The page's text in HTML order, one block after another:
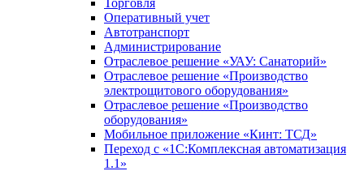
Торговля
Оперативный учет
Автотранспорт
Администрирование
Отраслевое решение «УАУ: Санаторий»
Отраслевое решение «Производство
электрощитового оборудования»
Отраслевое решение «Производство
оборудования»
Мобильное приложение «Кинт: ТСД»
Переход с «1С:Комплексная автоматизация
1.1»